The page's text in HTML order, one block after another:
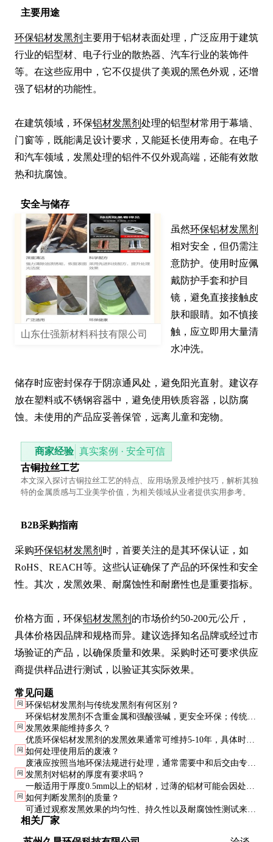
主要用途
环保铝材发黑剂 主要用于铝材表面处理，广泛应用于建筑
行业的铝型材、电子行业的散热器、汽车行业的装饰件
等。在这些应用中，它不仅提供了美观的黑色外观，还增
强了铝材的功能性。
在建筑领域，环保铝材发黑剂 处理的铝型材常用于幕墙、
门窗等，既能满足设计要求，又能延长使用寿命。在电子
和汽车领域，发黑处理的铝件不仅外观高端，还能有效散
热和抗腐蚀。
安全与储存
山东仕强新材料科技有限公司
虽然环保铝材发黑剂
相对安全，但仍需注
意防护。使用时应佩
戴防护手套和护目
镜，避免直接接触皮
肤和眼睛。如不慎接
触，应立即用大量清
水冲洗。
储存时应密封保存于阴凉通风处，避免阳光直射。建议存
放在塑料或不锈钢容器中，避免使用铁质容器，以防腐
蚀。未使用的产品应妥善保管，远离儿童和宠物。
商家经验 真实案例 · 安全可信
古铜拉丝工艺
本文深入探讨古铜拉丝工艺的特点、应用场景及维护技巧，解析其独
特的金属质感与工业美学价值，为相关领域从业者提供实用参考。
B2B采购指南
采购环保铝材发黑剂 时，首要关注的是其环保认证，如
RoHS、REACH等。这些认证确保了产品的环保性和安全
性。其次，发黑效果、耐腐蚀性和耐磨性也是重要指标。
价格方面，环保铝材发黑剂 的市场价约50-200元/公斤，
具体价格因品牌和规格而异。建议选择知名品牌或经过市
场验证的产品，以确保质量和效果。采购时还可要求供应
商提供样品进行测试，以验证其实际效果。
常见问题
问 环保铝材发黑剂与传统发黑剂有何区别？
环保铝材发黑剂不含重金属和强酸强碱，更安全环保；传统发
黑剂可能含有六价铬等有害物质，对环境和人体健康有较大风
险。
问 发黑效果能维持多久？
优质环保铝材发黑剂的发黑效果通常可维持5-10年，具体时间
取决于使用环境和维护情况。
问 如何处理使用后的废液？
废液应按照当地环保法规进行处理，通常需要中和后交由专业
废液处理公司处置。
问 发黑剂对铝材的厚度有要求吗？
一般适用于厚度0.5mm以上的铝材，过薄的铝材可能会因处理
过程中的化学反应而变形。
问 如何判断发黑剂的质量？
可通过观察发黑效果的均匀性、持久性以及耐腐蚀性测试来判
断。建议先进行小样测试。
相关厂家